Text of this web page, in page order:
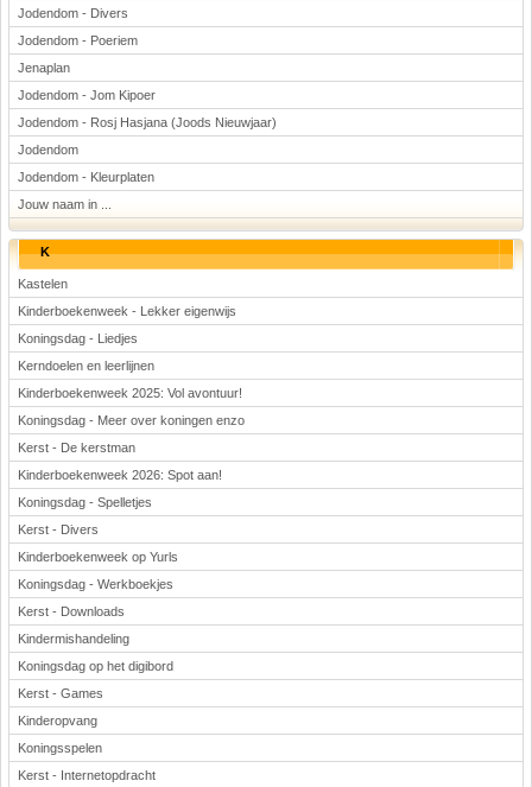
Jodendom - Divers
Jodendom - Poeriem
Jenaplan
Jodendom - Jom Kipoer
Jodendom - Rosj Hasjana (Joods Nieuwjaar)
Jodendom
Jodendom - Kleurplaten
Jouw naam in ...
K
Kastelen
Kinderboekenweek - Lekker eigenwijs
Koningsdag - Liedjes
Kerndoelen en leerlijnen
Kinderboekenweek 2025: Vol avontuur!
Koningsdag - Meer over koningen enzo
Kerst - De kerstman
Kinderboekenweek 2026: Spot aan!
Koningsdag - Spelletjes
Kerst - Divers
Kinderboekenweek op Yurls
Koningsdag - Werkboekjes
Kerst - Downloads
Kindermishandeling
Koningsdag op het digibord
Kerst - Games
Kinderopvang
Koningsspelen
Kerst - Internetopdracht